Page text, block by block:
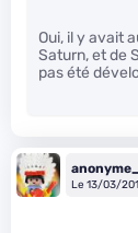
Oui, il y avait
Saturn, et de
pas été
Le 13/03/